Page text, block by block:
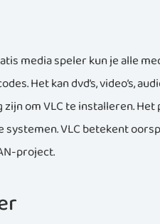
media speler kun je alle
Het kan dvd’s, video’s,
zijn om VLC te installeren.
systemen. VLC betekent
project.